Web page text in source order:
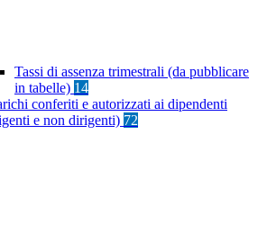
Tassi di assenza trimestrali (da pubblicare
in tabelle) 14
conferiti e autorizzati ai dipendenti
e non dirigenti) 72